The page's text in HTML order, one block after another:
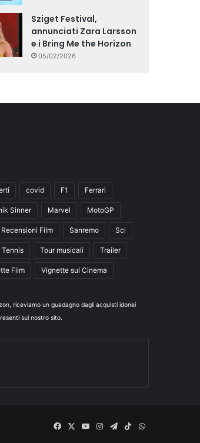
Sziget Festival,
annunciati Zara Larsson
e i Bring Me the Horizon
05/02/2026
covid F1 Ferrari
Sinner Marvel MotoGP
Recensioni Film Sanremo Sci
Tennis Tour musicali Trailer
Film Vignette sul Cinema
riceviamo un guadagno dagli acquisti idonei
sul nostro sito.
Facebook
X
YouInstagram
Telegram
TikTokWhatsApp